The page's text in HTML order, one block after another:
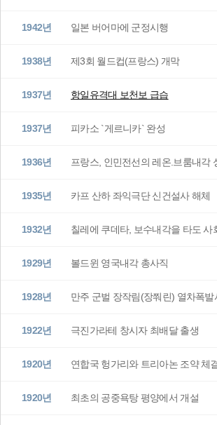
1942년 일본 버어마에 군정시행
1938년 제3회 월드컵(프랑스) 개막
1937년 항일유격대 보천보 급습
1937년 피카소 `게르니카` 완성
1936년 프랑스, 인민전선의 레온.브룸내각
1935년 카프 산하 좌익극단 신건설사 해체
1932년 칠레에 쿠데타, 보수내각을 타도 사
1929년 볼드윈 영국내각 총사직
1928년 만주 군벌 장작림(장쭤린) 열차폭발
1922년 극진가라테 창시자 최배달 출생
1920년 연합국 헝가리와 트리아논 조약 체
1920년 최초의 공중욕탕 평양에서 개설